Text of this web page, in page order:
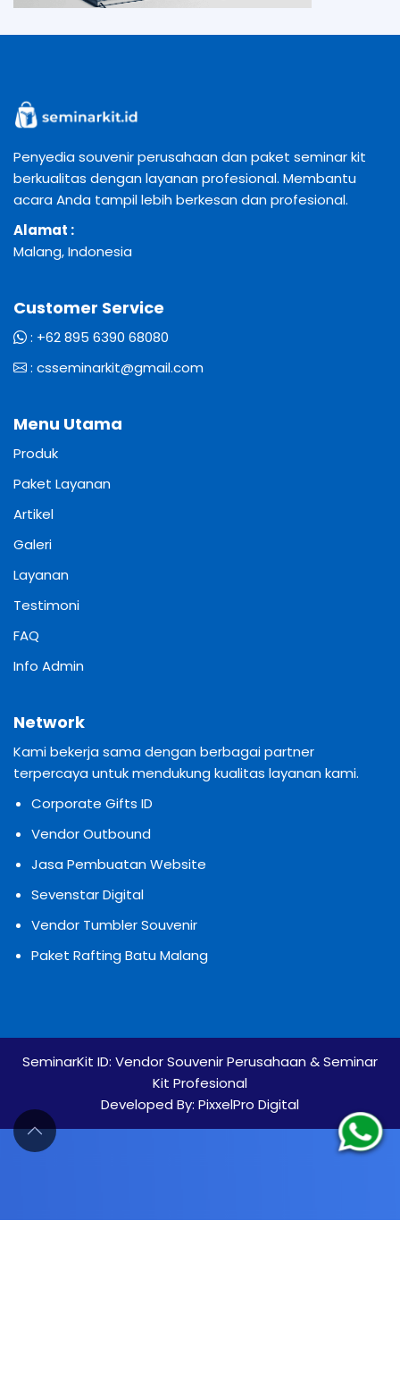
Penyedia souvenir perusahaan dan paket seminar kit
berkualitas dengan layanan profesional. Membantu
acara Anda tampil lebih berkesan dan profesional.
Alamat :
Malang, Indonesia
Customer Service
: +62 895 6390 68080
: csseminarkit@gmail.com
Menu Utama
Produk
Paket Layanan
Artikel
Galeri
Layanan
Testimoni
FAQ
Info Admin
Network
Kami bekerja sama dengan berbagai partner
terpercaya untuk mendukung kualitas layanan kami.
Corporate Gifts ID
Vendor Outbound
Jasa Pembuatan Website
Sevenstar Digital
Vendor Tumbler Souvenir
Paket Rafting Batu Malang
SeminarKit ID: Vendor Souvenir Perusahaan & Seminar
Kit Profesional
Developed By: PixxelPro Digital